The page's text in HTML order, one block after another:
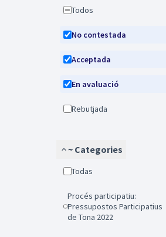
Todos
No contestada
Acceptada
En avaluació
Rebutjada
~ Categories
Todas
Procés participatiu:
Pressupostos Participatius
de Tona 2022